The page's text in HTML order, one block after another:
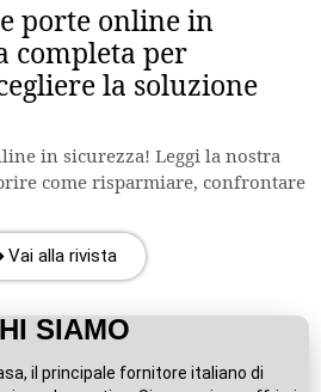
porte online in
completa per
la soluzione
in sicurezza! Leggi la nostra
come risparmiare, confrontare
Vai alla rivista
SIAMO
il principale fornitore italiano di